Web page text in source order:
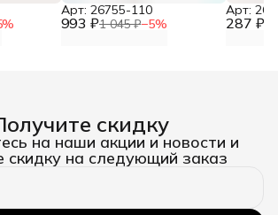
% 993 ₽1 045 ₽−5%
Арт: 26755-110
287 ₽
Арт:
скидку
на наши акции и новости и
скидку на следующий заказ